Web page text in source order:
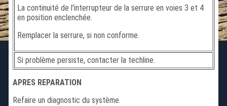
La continuité de l'interrupteur de la serrure en voies 3 et 4
en position enclenchée.
Remplacer la serrure, si non conforme.
Si problème persiste, contacter la techline.
APRES REPARATION
Refaire un diagnostic du système.